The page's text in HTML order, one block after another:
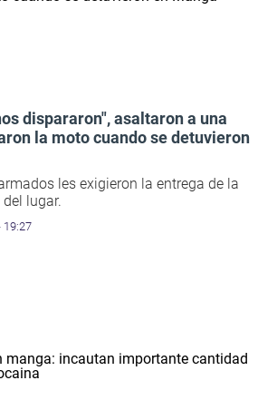
dispararon", asaltaron a una
la moto cuando se detuvieron
les exigieron la entrega de la
lugar.
19:27